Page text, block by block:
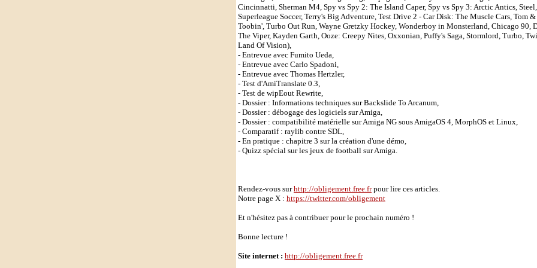
Cincinnatti, Sherman M4, Spy vs Spy 2: The Island Caper, Spy vs Spy 3: Arctic Antics, Steel,
Superleague Soccer, Terry's Big Adventure, Test Drive 2 - Car Disk: The Muscle Cars, Tom &
Toobin', Turbo Out Run, Wayne Gretzky Hockey, Wonderboy in Monsterland, Chicago 90,
The Viper, Kayden Garth, Ooze: Creepy Nites, Oxxonian, Puffy's Saga, Stormlord, Turbo,
Land Of Vision),
- Entrevue avec Fumito Ueda,
- Entrevue avec Carlo Spadoni,
- Entrevue avec Thomas Hertzler,
- Test d'AmiTranslate 0.3,
- Test de wipEout Rewrite,
- Dossier : Informations techniques sur Backslide To Arcanum,
- Dossier : débogage des logiciels sur Amiga,
- Dossier : compatibilité matérielle sur Amiga NG sous AmigaOS 4, MorphOS et Linux,
- Comparatif : raylib contre SDL,
- En pratique : chapitre 3 sur la création d'une démo,
- Quizz spécial sur les jeux de football sur Amiga.
Rendez-vous surhttp://obligement.free.frpour lire ces articles.
Notre page X : https://twitter.com/obligement
Et n'hésitez pas à contribuer pour le prochain numéro !
Bonne lecture !
Site internet : http://obligement.free.fr